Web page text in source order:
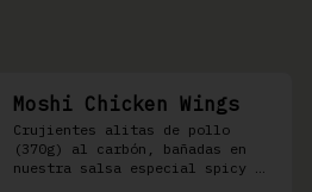
Moshi Chicken Wings
Crujientes alitas de pollo
(370g) al carbón, bañadas en
nuestra salsa especial spicy